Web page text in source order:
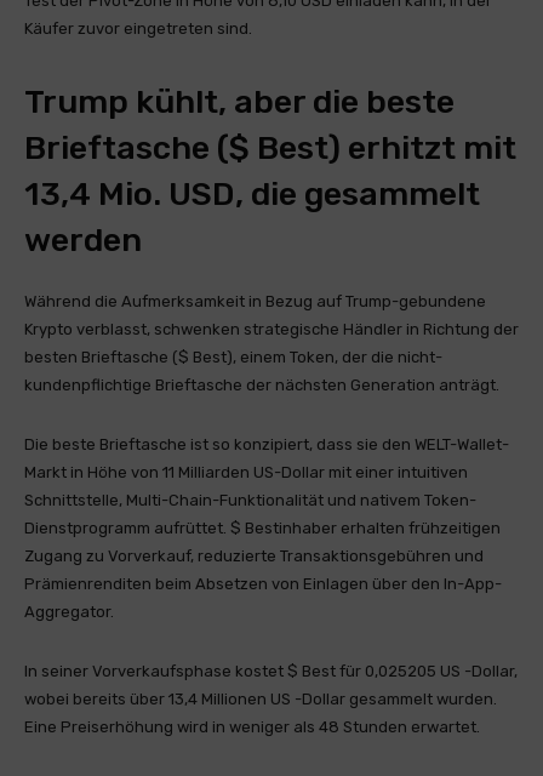
Käufer zuvor eingetreten sind.
Trump kühlt, aber die beste
Brieftasche ($ Best) erhitzt mit
13,4 Mio. USD, die gesammelt
werden
Während die Aufmerksamkeit in Bezug auf Trump-gebundene
Krypto verblasst, schwenken strategische Händler in Richtung der
besten Brieftasche ($ Best), einem Token, der die nicht-
kundenpflichtige Brieftasche der nächsten Generation anträgt.
Die beste Brieftasche ist so konzipiert, dass sie den WELT-Wallet-
Markt in Höhe von 11 Milliarden US-Dollar mit einer intuitiven
Schnittstelle, Multi-Chain-Funktionalität und nativem Token-
Dienstprogramm aufrüttet. $ Bestinhaber erhalten frühzeitigen
Zugang zu Vorverkauf, reduzierte Transaktionsgebühren und
Prämienrenditen beim Absetzen von Einlagen über den In-App-
Aggregator.
In seiner Vorverkaufsphase kostet $ Best für 0,025205 US -Dollar,
wobei bereits über 13,4 Millionen US -Dollar gesammelt wurden.
Eine Preiserhöhung wird in weniger als 48 Stunden erwartet.